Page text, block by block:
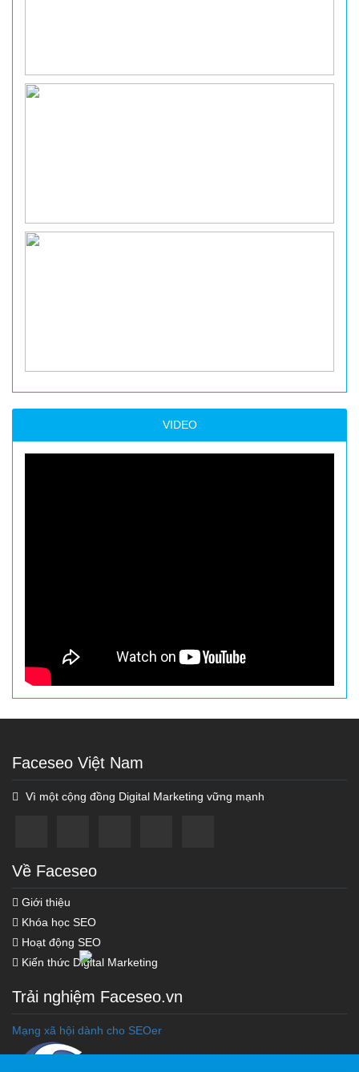
VIDEO
Faceseo Việt Nam
Vì một cộng đồng Digital Marketing vững mạnh
Về Faceseo
Giới thiệu
Khóa học SEO
Hoạt động SEO
Kiến thức Digital Marketing
Trải nghiệm Faceseo.vn
Mạng xã hội dành cho SEOerTối Ưu Hóa Chi Phí Ads
Xây Dựng Hệ Thống Vệ Tinh